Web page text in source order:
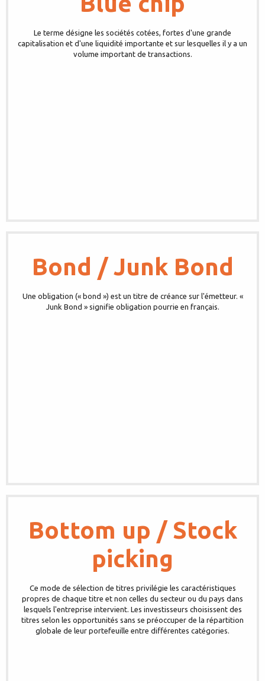
Le terme désigne les sociétés cotées, fortes d'une grande
capitalisation et d'une liquidité importante et sur lesquelles il y a un
volume important de transactions.
Bond / Junk Bond
Une obligation (« bond ») est un titre de créance sur l'émetteur. «
Junk Bond » signifie obligation pourrie en français.
Bottom up / Stock
picking
Ce mode de sélection de titres privilégie les caractéristiques
propres de chaque titre et non celles du secteur ou du pays dans
lesquels l'entreprise intervient. Les investisseurs choisissent des
titres selon les opportunités sans se préoccuper de la répartition
globale de leur portefeuille entre différentes catégories.